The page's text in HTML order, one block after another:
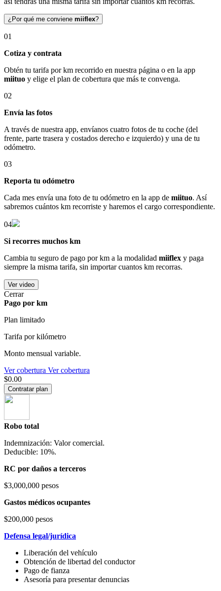
¿Por qué me conviene miiflex?
01
Cotiza y contrata
Obtén tu tarifa por km recorrido en nuestra página o en la app
miituo y elige el plan de cobertura que más te convenga.
02
Envía las fotos
A través de nuestra app, envíanos cuatro fotos de tu coche (del
frente, parte trasera y costados derecho e izquierdo) y una de tu
odómetro.
03
Reporta tu odómetro
Cada mes envía una foto de tu odómetro en la app de miituo. Así
sabremos cuántos km recorriste y haremos el cargo correspondiente.
04
Si recorres muchos km
Cambia tu seguro de pago por km a la modalidad miiflex y paga
siempre la misma tarifa, sin importar cuantos km recorras.
Ver video
Cerrar
Pago por km
Plan limitado
Tarifa por kilómetro
Monto mensual variable.
Ver cobertura Ver cobertura
$0.00
Contratar plan
Robo total
Indemnización: Valor comercial.
Deducible: 10%.
RC por daños a terceros
$3,000,000 pesos
Gastos médicos ocupantes
$200,000 pesos
Defensa legal/jurídica
Liberación del vehículo
Obtención de libertad del conductor
Pago de fianza
Asesoría para presentar denuncias